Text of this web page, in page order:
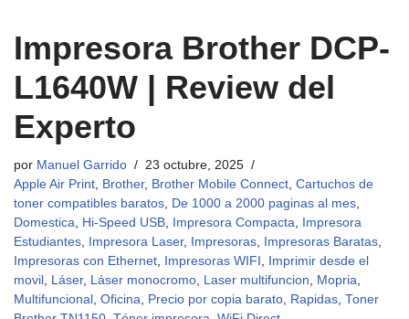
Impresora Brother DCP-
L1640W | Review del
Experto
por Manuel Garrido
23 octubre, 2025
Apple Air Print Brother, Brother Mobile Connect Cartuchos de
toner compatibles baratos De 1000 a 2000 paginas al mes
Domestica
Hi-Speed USB Impresora Compacta
Impresora
Estudiantes Impresora Laser, Impresoras Impresoras Baratas
Impresoras con Ethernet Impresoras WIFI
Imprimir desde el
movil Láser, Láser monocromo Laser multifuncion Mopria
Multifuncional Oficina Precio por copia barato Rapidas Toner